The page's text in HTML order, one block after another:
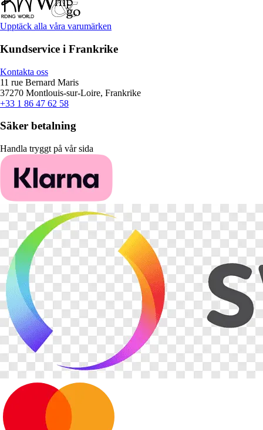
Upptäck alla våra varumärken
Kundservice i Frankrike
Kontakta oss
11 rue Bernard Maris
37270 Montlouis-sur-Loire, Frankrike
+33 1 86 47 62 58
Säker betalning
Handla tryggt på vår sida